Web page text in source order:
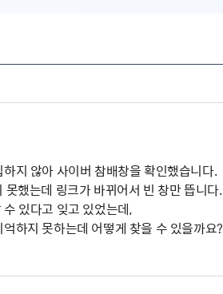
지 않아 사이버 참배창을 확인했습니다.
했는데 링크가 바뀌어서 빈 창만 뜹니다.
있다고 잊고 있었는데,
하지 못하는데 어떻게 찾을 수 있을까요?